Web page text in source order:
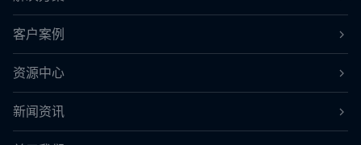
客户案例
资源中心
新闻资讯